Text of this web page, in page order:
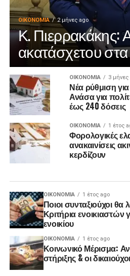
ΟΙΚΟΝΟΜΊΑ 2 μήνες ago
Κ. Πιερρακάκης:
ακατάσχετου
ΟΙΚΟΝΟΜΊΑ 3 μήνες
Νέα ρύθμιση
Ανάσα για
έως 240 δόσεις
ΟΙΚΟΝΟΜΊΑ 1 έτος
Φορολογικές
ανακαινίσεις
κερδίζουν
ΟΙΚΟΝΟΜΊΑ 1 έτος ago
Ποιοι συνταξιούχοι
Κριτήρια ενοικιαστών
ενοικίου
ΟΙΚΟΝΟΜΊΑ 1 έτος ago
Κοινωνικό Μέρισμα:
στήριξης & οι